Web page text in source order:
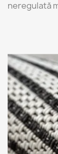
neregulată